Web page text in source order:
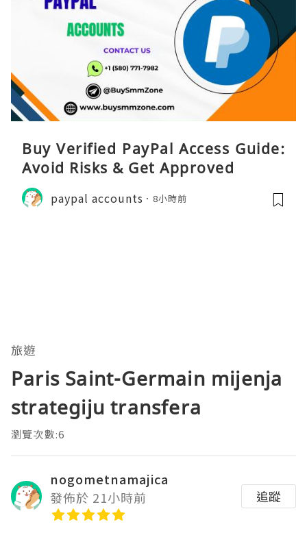
Buy Verified PayPal Access Guide:
Avoid Risks & Get Approved
paypal accounts 8小時前
旅遊
Paris Saint-Germain mijenja
strategiju transfera
瀏覽次數:6
nogometnamajica
發佈於 21小時前
追蹤